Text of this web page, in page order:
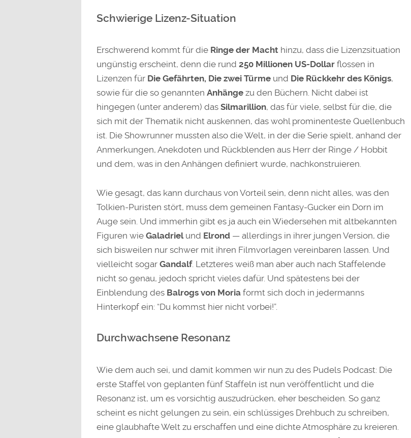
Schwierige Lizenz-Situation
Erschwerend kommt für die Ringe der Machthinzu, dass die Lizenzsituation
ungünstig erscheint, denn die rund 250 Millionen US-Dollarflossen in
Lizenzen für Die Gefährten, Die zwei Türmeund Die Rückkehr des Königs,
sowie für die so genannten Anhängezu den Büchern. Nicht dabei ist
hingegen (unter anderem) das Silmarillion, das für viele, selbst für die, die
sich mit der Thematik nicht auskennen, das wohl prominenteste Quellenbuch
ist. Die Showrunner mussten also die Welt, in der die Serie spielt, anhand der
Anmerkungen, Anekdoten und Rückblenden aus Herr der Ringe / Hobbit
und dem, was in den Anhängen definiert wurde, nachkonstruieren.
Wie gesagt, das kann durchaus von Vorteil sein, denn nicht alles, was den
Tolkien-Puristen stört, muss dem gemeinen Fantasy-Gucker ein Dorn im
Auge sein. Und immerhin gibt es ja auch ein Wiedersehen mit altbekannten
Figuren wie Galadrielund Elrond— allerdings in ihrer jungen Version, die
sich bisweilen nur schwer mit ihren Filmvorlagen vereinbaren lassen. Und
vielleicht sogar Gandalf. Letzteres weiß man aber auch nach Staffelende
nicht so genau, jedoch spricht vieles dafür. Und spätestens bei der
Einblendung des Balrogs von Moriaformt sich doch in jedermanns
Hinterkopf ein: “Du kommst hier nicht vorbei!”.
Durchwachsene Resonanz
Wie dem auch sei, und damit kommen wir nun zu des Pudels Podcast: Die
erste Staffel von geplanten fünf Staffeln ist nun veröffentlicht und die
Resonanz ist, um es vorsichtig auszudrücken, eher bescheiden. So ganz
scheint es nicht gelungen zu sein, ein schlüssiges Drehbuch zu schreiben,
eine glaubhafte Welt zu erschaffen und eine dichte Atmosphäre zu kreieren.